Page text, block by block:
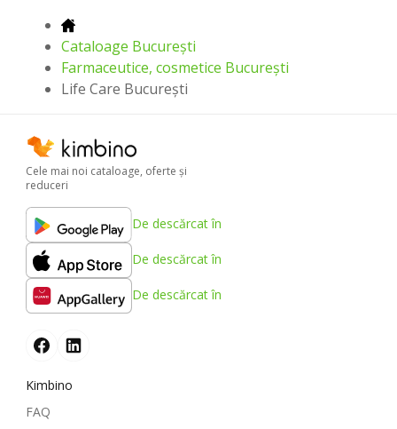
Cataloage București
Farmaceutice, cosmetice București
Life Care București
Cele mai noi cataloage, oferte şi
reduceri
De descărcat în
De descărcat în
De descărcat în
Kimbino
FAQ